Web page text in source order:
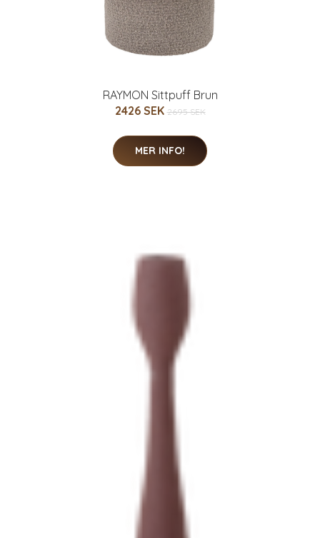
RAYMON Sittpuff Brun
2426 SEK 2695 SEK
MER INFO!